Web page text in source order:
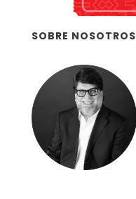
SOBRE NOSOTROS